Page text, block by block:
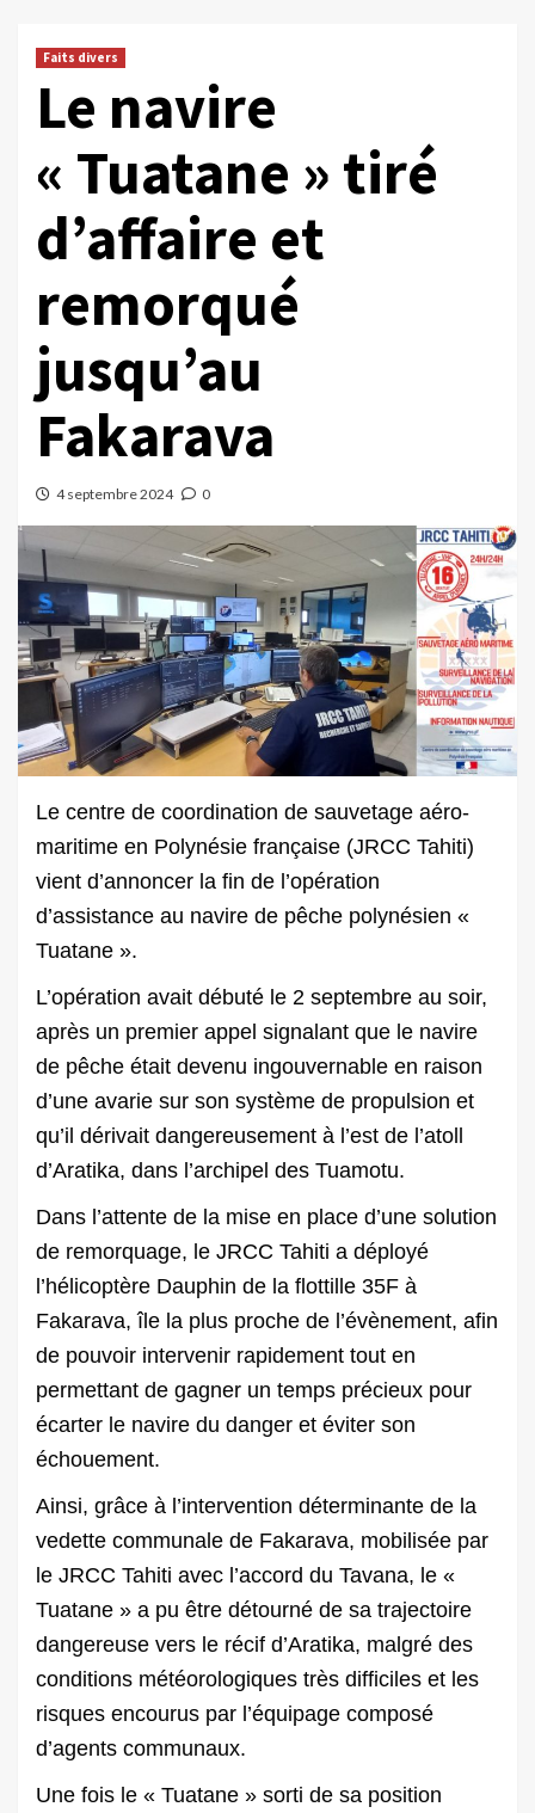
Faits divers
Le navire
« Tuatane » tiré
d’affaire et
remorqué
jusqu’au
Fakarava
4 septembre 2024 0
Le centre de coordination de sauvetage aéro-
maritime en Polynésie française (JRCC Tahiti)
vient d’annoncer la fin de l’opération
d’assistance au navire de pêche polynésien «
Tuatane ».
L’opération avait débuté le 2 septembre au soir,
après un premier appel signalant que le navire
de pêche était devenu ingouvernable en raison
d’une avarie sur son système de propulsion et
qu’il dérivait dangereusement à l’est de l’atoll
d’Aratika, dans l’archipel des Tuamotu.
Dans l’attente de la mise en place d’une solution
de remorquage, le JRCC Tahiti a déployé
l’hélicoptère Dauphin de la flottille 35F à
Fakarava, île la plus proche de l’évènement, afin
de pouvoir intervenir rapidement tout en
permettant de gagner un temps précieux pour
écarter le navire du danger et éviter son
échouement.
Ainsi, grâce à l’intervention déterminante de la
vedette communale de Fakarava, mobilisée par
le JRCC Tahiti avec l’accord du Tavana, le «
Tuatane » a pu être détourné de sa trajectoire
dangereuse vers le récif d’Aratika, malgré des
conditions météorologiques très difficiles et les
risques encourus par l’équipage composé
d’agents communaux.
Une fois le « Tuatane » sorti de sa position